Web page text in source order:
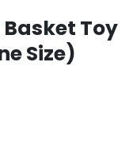
Basket Toy
Size)